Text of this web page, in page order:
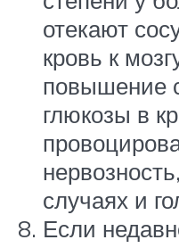
отекают
кровь к
повышение
глюкозы в
случаях и
Если